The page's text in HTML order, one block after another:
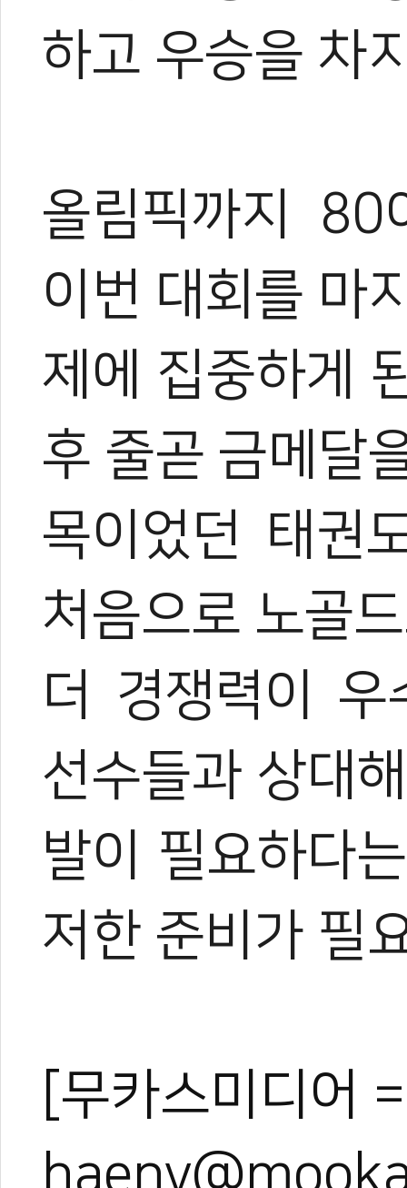
하고 우승을 차
올림픽까지 80
이번 대회를 마
제에 집중하게
후 줄곧 금메달
목이었던 태권
처음으로 노골
더 경쟁력이
선수들과 상대
발이 필요하다
저한 준비가 필
[무카스미디어